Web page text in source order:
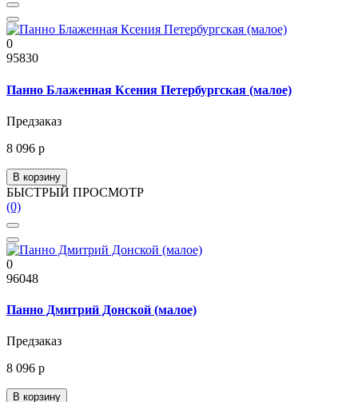
0
95830
Панно Блаженная Ксения Петербургская (малое)
Предзаказ
8 096 р
В корзину
БЫСТРЫЙ ПРОСМОТР
(0)
0
96048
Панно Дмитрий Донской (малое)
Предзаказ
8 096 р
В корзину